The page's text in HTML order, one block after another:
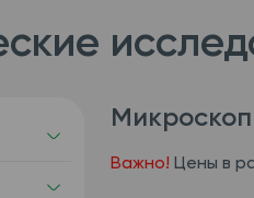
Важно! Цены в